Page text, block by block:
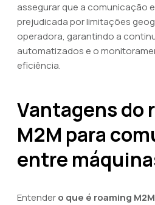
assegurar que a comunicação
prejudicada por limitações
operadora, garantindo a
automatizados e o
eficiência.
Vantagens do
M2M para
entre
Entendero que é roaming M2M